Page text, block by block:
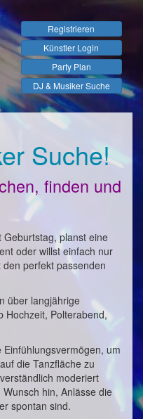
Registrieren
Künstler Login
Party Plan
DJ & Musiker Suche
Suche!
finden und
Geburtstag, planst eine
oder willst einfach nur
perfekt passenden
über langjährige
Hochzeit, Polterabend,
um
die Tanzfläche zu
moderiert
hin, Anlässe die
spontan sind.